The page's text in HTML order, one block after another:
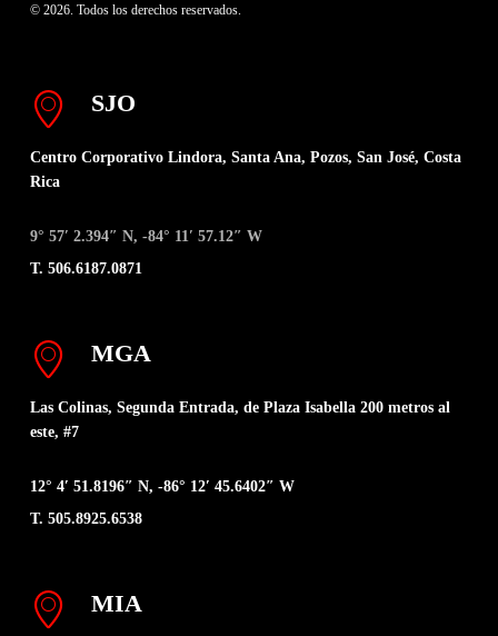
© 2026. Todos los derechos reservados.
SJO
Centro Corporativo Lindora, Santa Ana, Pozos, San José, Costa
Rica
9° 57′ 2.394″ N, -84° 11′ 57.12″ W
T. 506.6187.0871
MGA
Las Colinas, Segunda Entrada, de Plaza Isabella 200 metros al
este, #7
12° 4′ 51.8196″ N, -86° 12′ 45.6402″ W
T. 505.8925.6538
MIA